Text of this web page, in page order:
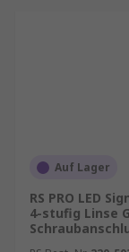
Auf Lager
RS PRO LED
4-stufig Linse